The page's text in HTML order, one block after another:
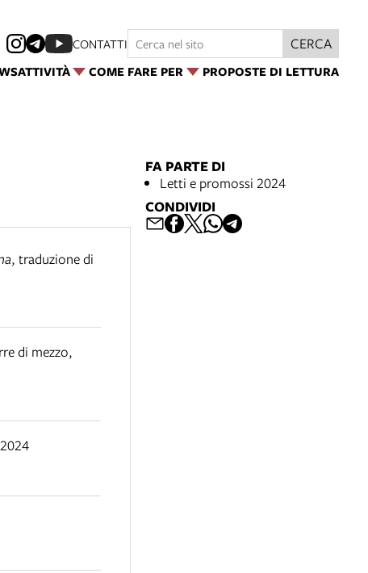
ATTIVITÀ COME FARE PER PROPOSTE DI LETTURA
CONTATTI CERCA
, traduzione di
di mezzo,
2024
FA PARTE DI
Letti e promossi 2024
CONDIVIDI